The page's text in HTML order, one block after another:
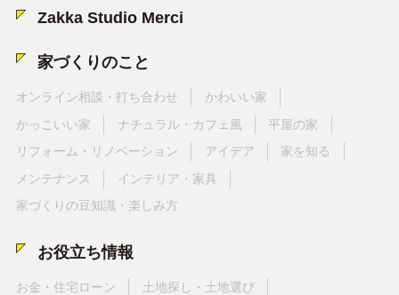
Zakka Studio Merci
家づくりのこと
オンライン相談・打ち合わせ
かわいい家
かっこいい家
ナチュラル・カフェ風
平屋の家
リフォーム・リノベーション
アイデア
家を知る
メンテナンス
インテリア・家具
家づくりの豆知識・楽しみ方
お役立ち情報
お金・住宅ローン
土地探し・土地選び